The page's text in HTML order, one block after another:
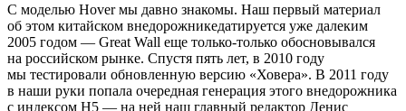
С моделью Hover мы давно знакомы. Наш первый материал
об этом китайском внедорожникедатируется уже далеким
2005 годом — Great Wall еще только-только обосновывался
на российском рынке. Спустя пять лет, в 2010 году
мы тестировали обновленную версию «Ховера». В 2011 году
в наши руки попала очередная генерация этого внедорожника
с индексом H5 — на ней наш главный редактор Денис